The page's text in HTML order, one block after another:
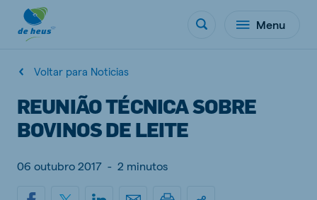
Menu
Voltar para Noticias
REUNIÃO TÉCNICA SOBRE
BOVINOS DE LEITE
06 outubro 2017 - 2 minutos